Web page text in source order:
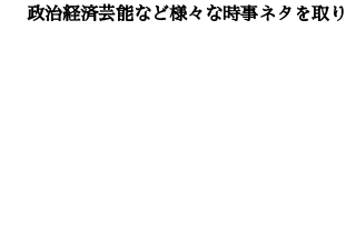
政治経済芸能など様々な時事ネタを取